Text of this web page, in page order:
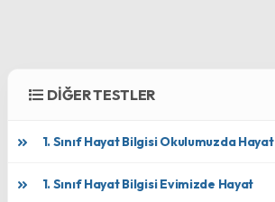
DİĞER TESTLER
1. Sınıf Hayat Bilgisi Okulumuzda Hayat
1. Sınıf Hayat Bilgisi Evimizde Hayat